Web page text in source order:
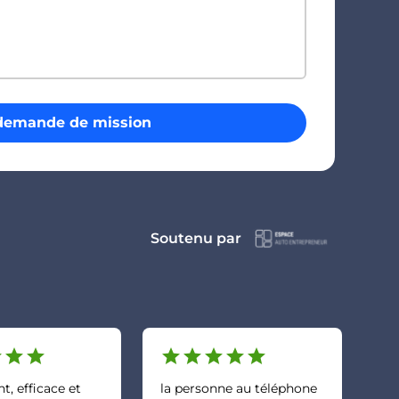
de mission
Soutenu par
starstar
efficace et
starstarstarstarstar
la personne au téléphone